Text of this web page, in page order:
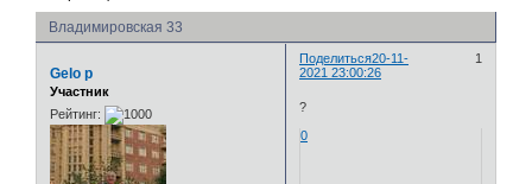
Владимировская 33
Поделиться 1
20-11-
2021 23:00:26
Gelo p
Участник
Рейтинг:
?
0